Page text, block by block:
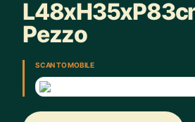
Pezzo
SCAN TO MOBILE